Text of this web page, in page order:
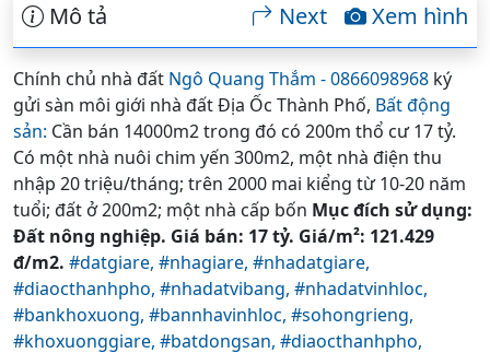
Mô tả Xem hình
Next
Chính chủ nhà đất Ngô Quang Thắm - 0866098968 ký
gửi sàn môi giới nhà đất Địa Ốc Thành Phố, Bất động
sản: Cần bán 14000m2 trong đó có 200m thổ cư 17 tỷ.
Có một nhà nuôi chim yến 300m2, một nhà điện thu
nhập 20 triệu/tháng; trên 2000 mai kiểng từ 10-20 năm
tuổi; đất ở 200m2; một nhà cấp bốn Mục đích sử dụng:
Đất nông nghiệp. Giá bán: 17 tỷ. Giá/m²: 121.429
đ/m2. #datgiare, #nhagiare, #nhadatgiare,
#diaocthanhpho, #nhadatvibang, #nhadatvinhloc,
#bankhoxuong, #bannhavinhloc, #sohongrieng,
#khoxuonggiare, #batdongsan, #diaocthanhpho,